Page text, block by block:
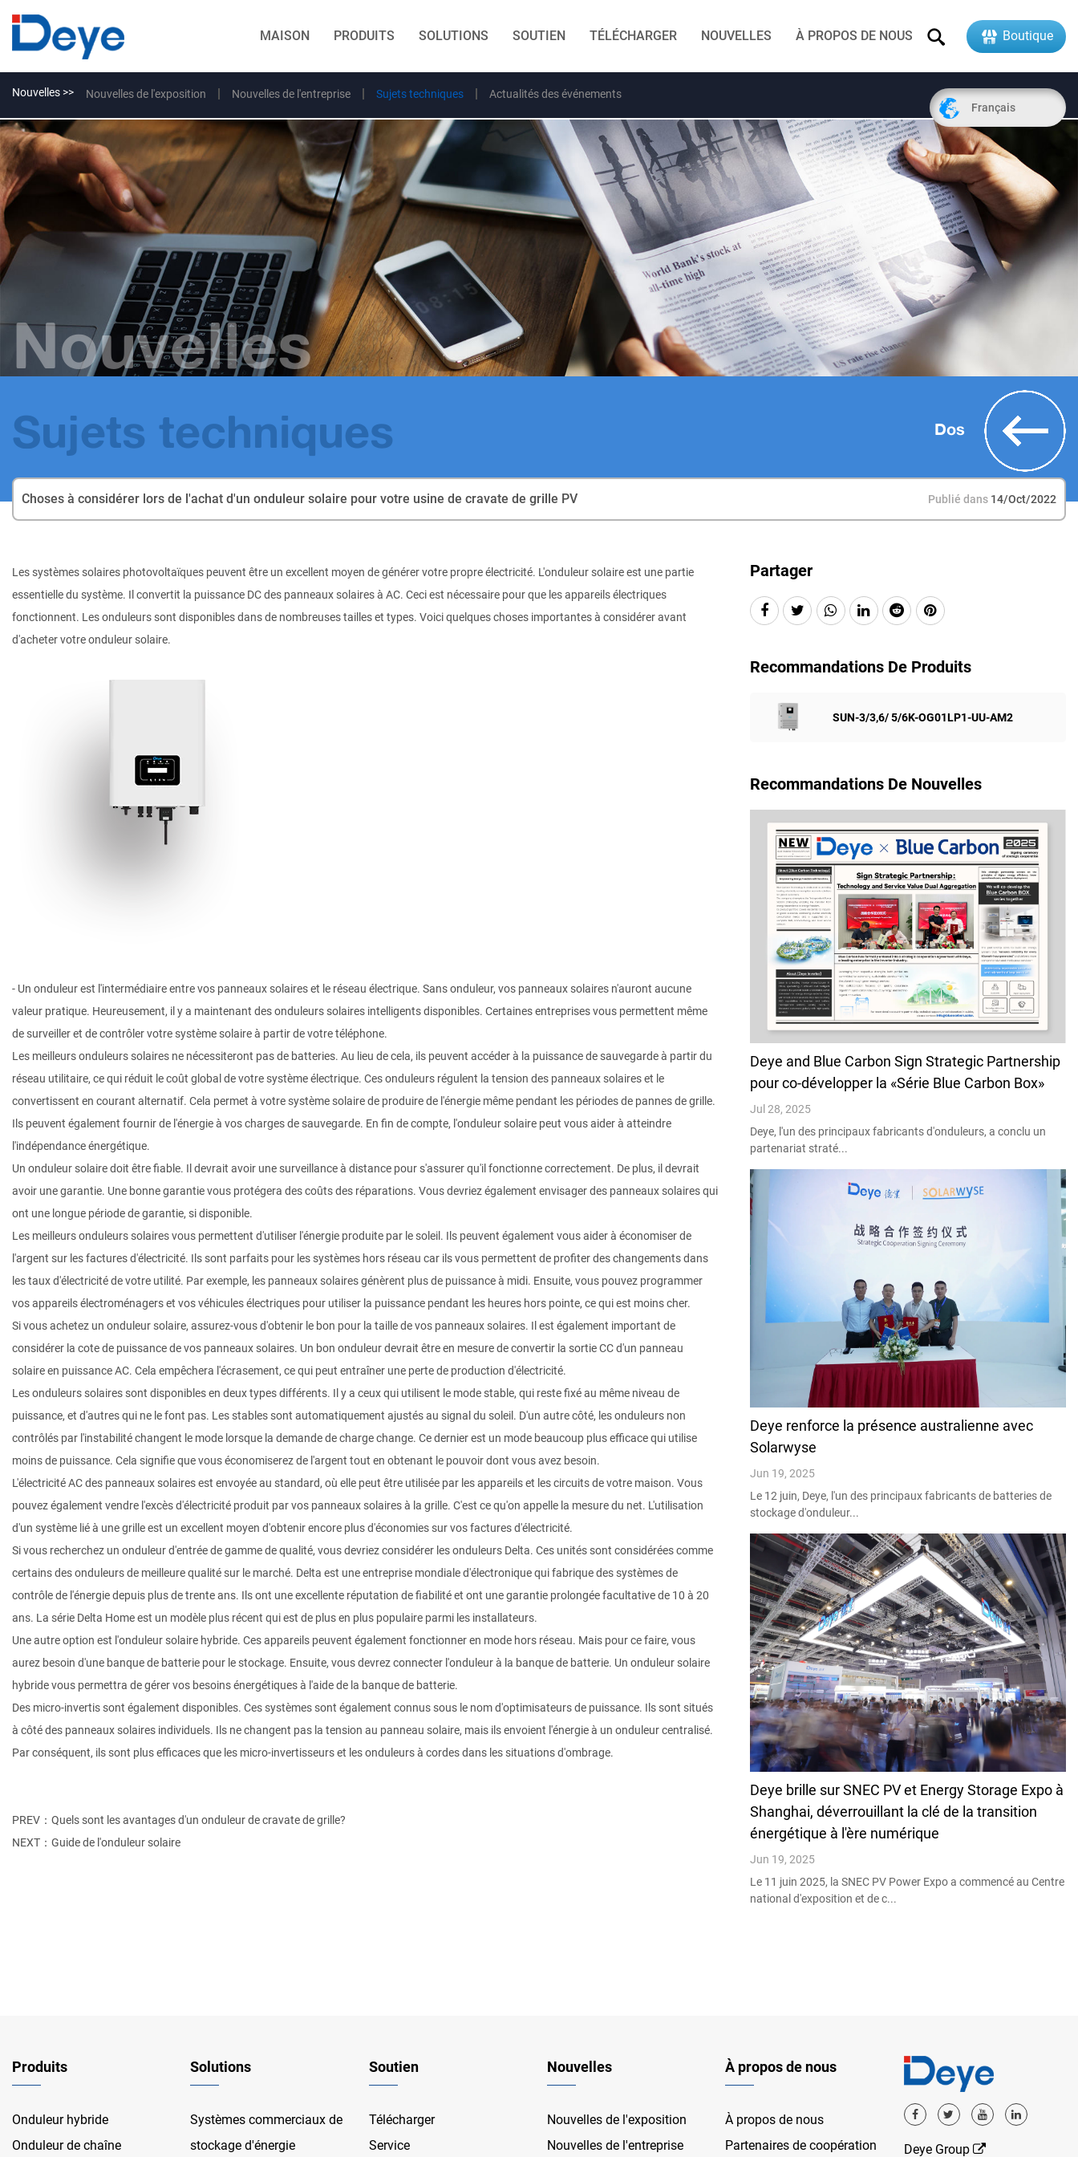
MAISON PRODUITS SOLUTIONS SOUTIEN TÉLÉCHARGER NOUVELLES À PROPOS DE NOUS Boutique
Français
Nouvelles >> Nouvelles de l'exposition Nouvelles de l'entreprise Sujets techniques Actualités des événements
Nouvelles
Sujets techniques Dos
Choses à considérer lors de l'achat d'un onduleur solaire pour votre usine de cravate de grille PV Publié dans 14/Oct/2022
Les systèmes solaires photovoltaïques peuvent être un excellent moyen de générer votre propre électricité. L'onduleur solaire est une partie
essentielle du système. Il convertit la puissance DC des panneaux solaires à AC. Ceci est nécessaire pour que les appareils électriques
fonctionnent. Les onduleurs sont disponibles dans de nombreuses tailles et types. Voici quelques choses importantes à considérer avant
d'acheter votre onduleur solaire.
- Un onduleur est l'intermédiaire entre vos panneaux solaires et le réseau électrique. Sans onduleur, vos panneaux solaires n'auront aucune
valeur pratique. Heureusement, il y a maintenant des onduleurs solaires intelligents disponibles. Certaines entreprises vous permettent même
de surveiller et de contrôler votre système solaire à partir de votre téléphone.
Les meilleurs onduleurs solaires ne nécessiteront pas de batteries. Au lieu de cela, ils peuvent accéder à la puissance de sauvegarde à partir du
réseau utilitaire, ce qui réduit le coût global de votre système électrique. Ces onduleurs régulent la tension des panneaux solaires et le
convertissent en courant alternatif. Cela permet à votre système solaire de produire de l'énergie même pendant les périodes de pannes de grille.
Ils peuvent également fournir de l'énergie à vos charges de sauvegarde. En fin de compte, l'onduleur solaire peut vous aider à atteindre
l'indépendance énergétique.
Un onduleur solaire doit être fiable. Il devrait avoir une surveillance à distance pour s'assurer qu'il fonctionne correctement. De plus, il devrait
avoir une garantie. Une bonne garantie vous protégera des coûts des réparations. Vous devriez également envisager des panneaux solaires qui
ont une longue période de garantie, si disponible.
Les meilleurs onduleurs solaires vous permettent d'utiliser l'énergie produite par le soleil. Ils peuvent également vous aider à économiser de
l'argent sur les factures d'électricité. Ils sont parfaits pour les systèmes hors réseau car ils vous permettent de profiter des changements dans
les taux d'électricité de votre utilité. Par exemple, les panneaux solaires génèrent plus de puissance à midi. Ensuite, vous pouvez programmer
vos appareils électroménagers et vos véhicules électriques pour utiliser la puissance pendant les heures hors pointe, ce qui est moins cher.
Si vous achetez un onduleur solaire, assurez-vous d'obtenir le bon pour la taille de vos panneaux solaires. Il est également important de
considérer la cote de puissance de vos panneaux solaires. Un bon onduleur devrait être en mesure de convertir la sortie CC d'un panneau
solaire en puissance AC. Cela empêchera l'écrasement, ce qui peut entraîner une perte de production d'électricité.
Les onduleurs solaires sont disponibles en deux types différents. Il y a ceux qui utilisent le mode stable, qui reste fixé au même niveau de
puissance, et d'autres qui ne le font pas. Les stables sont automatiquement ajustés au signal du soleil. D'un autre côté, les onduleurs non
contrôlés par l'instabilité changent le mode lorsque la demande de charge change. Ce dernier est un mode beaucoup plus efficace qui utilise
moins de puissance. Cela signifie que vous économiserez de l'argent tout en obtenant le pouvoir dont vous avez besoin.
L'électricité AC des panneaux solaires est envoyée au standard, où elle peut être utilisée par les appareils et les circuits de votre maison. Vous
pouvez également vendre l'excès d'électricité produit par vos panneaux solaires à la grille. C'est ce qu'on appelle la mesure du net. L'utilisation
d'un système lié à une grille est un excellent moyen d'obtenir encore plus d'économies sur vos factures d'électricité.
Si vous recherchez un onduleur d'entrée de gamme de qualité, vous devriez considérer les onduleurs Delta. Ces unités sont considérées comme
certains des onduleurs de meilleure qualité sur le marché. Delta est une entreprise mondiale d'électronique qui fabrique des systèmes de
contrôle de l'énergie depuis plus de trente ans. Ils ont une excellente réputation de fiabilité et ont une garantie prolongée facultative de 10 à 20
ans. La série Delta Home est un modèle plus récent qui est de plus en plus populaire parmi les installateurs.
Une autre option est l'onduleur solaire hybride. Ces appareils peuvent également fonctionner en mode hors réseau. Mais pour ce faire, vous
aurez besoin d'une banque de batterie pour le stockage. Ensuite, vous devrez connecter l'onduleur à la banque de batterie. Un onduleur solaire
hybride vous permettra de gérer vos besoins énergétiques à l'aide de la banque de batterie.
Des micro-invertis sont également disponibles. Ces systèmes sont également connus sous le nom d'optimisateurs de puissance. Ils sont situés
à côté des panneaux solaires individuels. Ils ne changent pas la tension au panneau solaire, mais ils envoient l'énergie à un onduleur centralisé.
Par conséquent, ils sont plus efficaces que les micro-invertisseurs et les onduleurs à cordes dans les situations d'ombrage.
PREV：Quels sont les avantages d'un onduleur de cravate de grille?
NEXT：Guide de l'onduleur solaire
Partager
Recommandations De Produits
SUN-3/3,6/ 5/6K-OG01LP1-UU-AM2
Recommandations De Nouvelles
Deye and Blue Carbon Sign Strategic Partnership
pour co-développer la «Série Blue Carbon Box»
Jul 28, 2025
Deye, l'un des principaux fabricants d'onduleurs, a conclu un
partenariat straté...
Deye renforce la présence australienne avec
Solarwyse
Jun 19, 2025
Le 12 juin, Deye, l'un des principaux fabricants de batteries de
stockage d'onduleur...
Deye brille sur SNEC PV et Energy Storage Expo à
Shanghai, déverrouillant la clé de la transition
énergétique à l'ère numérique
Jun 19, 2025
Le 11 juin 2025, la SNEC PV Power Expo a commencé au Centre
national d'exposition et de c...
Produits
Onduleur hybride
Onduleur de chaîne
Solutions
Systèmes commerciaux de
stockage d'énergie
Soutien
Télécharger
Service
Nouvelles
Nouvelles de l'exposition
Nouvelles de l'entreprise
À propos de nous
À propos de nous
Partenaires de coopération
Deye Group